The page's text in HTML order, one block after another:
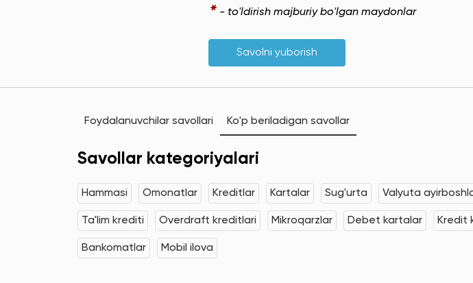
* - to'ldirish majburiy bo'lgan maydonlar
Savolni yuborish
Foydalanuvchilar savollari Ko'p beriladigan savollar
Savollar kategoriyalari
Hammasi Omonatlar Kreditlar Kartalar Sug'urta Valyuta
Ta'lim krediti Overdraft kreditlari Mikroqarzlar Debet kartalar Kredit
Bankomatlar Mobil ilova